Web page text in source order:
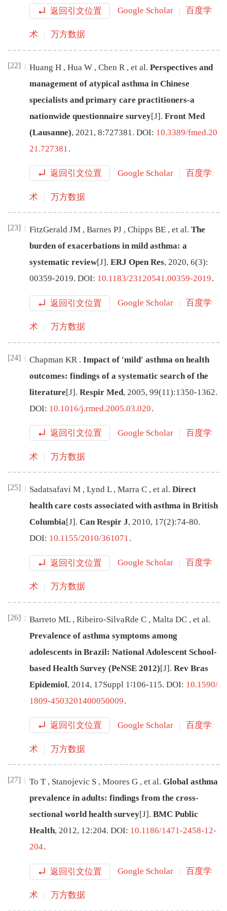
返回引文位置 Google Scholar 百度学
术 万方数据
[22] Huang H , Hua W , Chen R , et al. Perspectives and
management of atypical asthma in Chinese
specialists and primary care practitioners-a
nationwide questionnaire survey[J]. Front Med
(Lausanne), 2021 , 8:727381 . DOI: 10.3389/fmed.20
21.727381.
返回引文位置 Google Scholar 百度学
术 万方数据
[23] FitzGerald JM , Barnes PJ , Chipps BE , et al. The
burden of exacerbations in mild asthma: a
systematic review[J] . ERJ Open Res, 2020, 6(3):
00359-2019. DOI: 10.1183/23120541.00359-2019.
返回引文位置 Google Scholar 百度学
术 万方数据
[24] Chapman KR . Impact of ′mild′ asthma on health
outcomes: findings of a systematic search of the
literature[J]. Respir Med, 2005, 99(11):1350-1362.
DOI: 10.1016/j.rmed.2005.03.020.
返回引文位置 Google Scholar 百度学
术 万方数据
[25] Sadatsafavi M , Lynd L , Marra C , et al. Direct
health care costs associated with asthma in British
Columbia[J] . Can Respir J, 2010, 17(2):74-80.
DOI: 10.1155/2010/361071.
返回引文位置 Google Scholar 百度学
术 万方数据
[26] Barreto ML , Ribeiro-SilvaRde C , Malta DC , et al.
Prevalence of asthma symptoms among
adolescents in Brazil: National Adolescent School-
based Health Survey (PeNSE 2012)[J]. Rev Bras
Epidemiol, 2014, 17Suppl 1 ∶106-115. DOI: 10.1590/
1809-4503201400050009.
返回引文位置 Google Scholar 百度学
术 万方数据
[27] To T , Stanojevic S , Moores G , et al. Global asthma
prevalence in adults: findings from the cross-
sectional world health survey[J] . BMC Public
Health, 2012, 12:204. DOI: 10.1186/1471-2458-12-
204.
返回引文位置 Google Scholar 百度学
术 万方数据